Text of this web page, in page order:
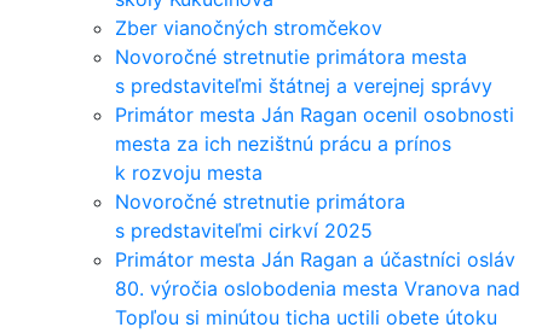
Zber vianočných stromčekov
Novoročné stretnutie primátora mesta
s predstaviteľmi štátnej a verejnej správy
Primátor mesta Ján Ragan ocenil osobnosti
mesta za ich nezištnú prácu a prínos
k rozvoju mesta
Novoročné stretnutie primátora
s predstaviteľmi cirkví 2025
Primátor mesta Ján Ragan a účastníci osláv
80. výročia oslobodenia mesta Vranova nad
Topľou si minútou ticha uctili obete útoku